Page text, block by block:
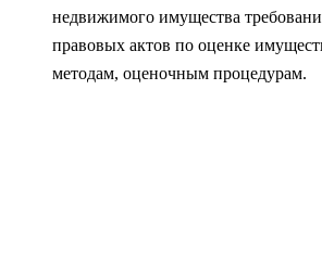
недвижимого имущества
правовых актов по оценке
методам, оценочным процедурам.